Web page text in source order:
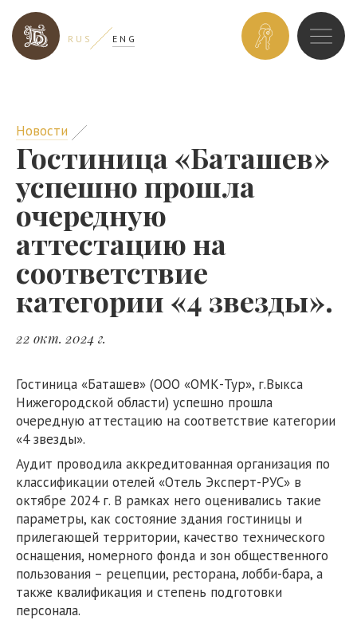
R U S E N G
НОМЕР
Новости
​Гостиница «Баташев»
успешно прошла
очередную
аттестацию на
соответствие
категории «4 звезды».
22 окт. 2024 г.
Гостиница «Баташев» (ООО «ОМК-Тур», г.Выкса
Нижегородской области) успешно прошла
очередную аттестацию на соответствие категории
«4 звезды».
Аудит проводила аккредитованная организация по
классификации отелей «Отель Эксперт-РУС» в
октябре 2024 г. В рамках него оценивались такие
параметры, как состояние здания гостиницы и
прилегающей территории, качество технического
оснащения, номерного фонда и зон общественного
пользования – рецепции, ресторана, лобби-бара, а
также квалификация и степень подготовки
персонала.